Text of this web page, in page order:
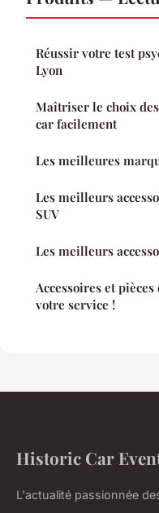
Réussir votre test
Lyon
Maîtriser le choix
car facilement
Les meilleures
Les meilleurs
SUV
Les meilleurs
Accessoires et
votre service !
Historic Car
L'actualité passionnée